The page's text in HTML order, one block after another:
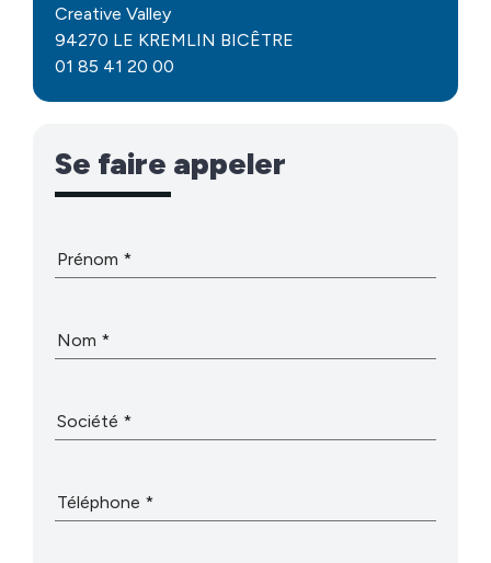
Creative Valley
94270 LE KREMLIN BICÊTRE
01 85 41 20 00
Se faire appeler
Prénom
Nom
Société
Téléphone